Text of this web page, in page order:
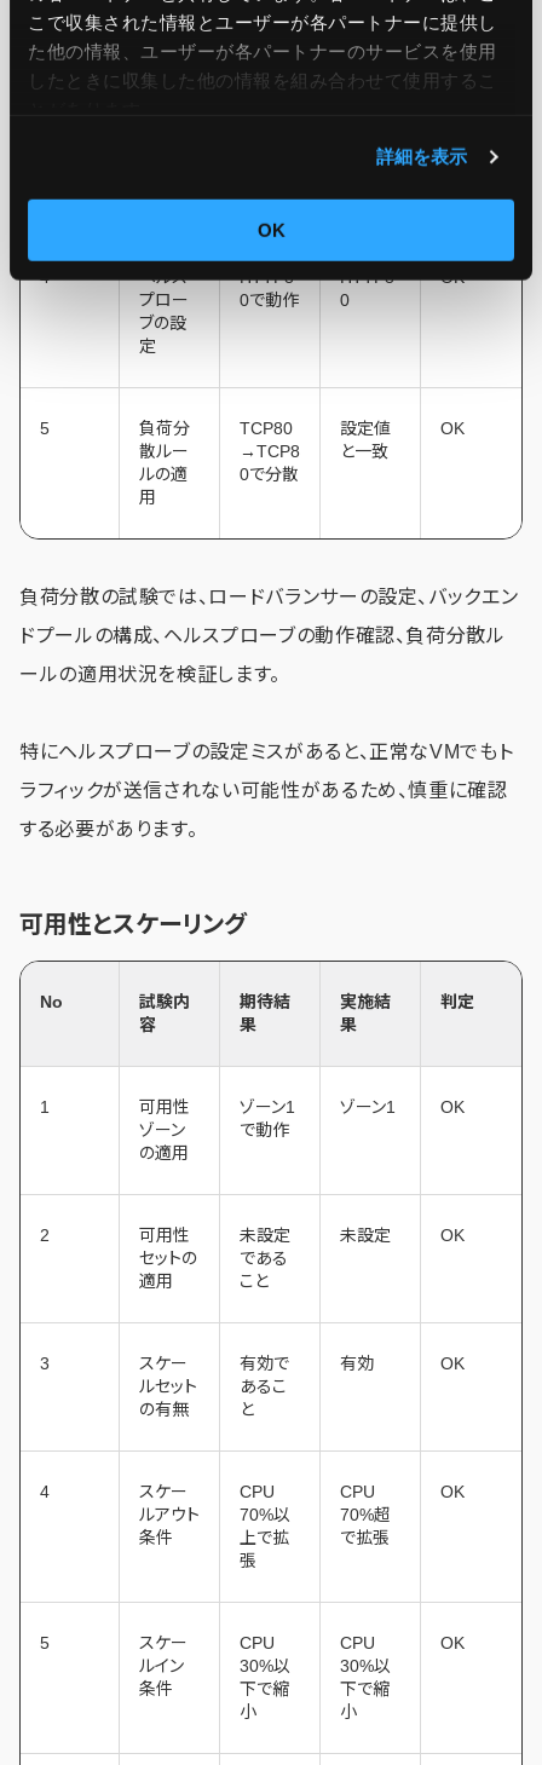
こで収集された情報とユーザーが各パートナーに提供し
た他の情報、ユーザーが各パートナーのサービスを使用
したときに収集した他の情報を組み合わせて使用​​するこ
詳細を表示
OK
ーの種
類
ること
数
4
ヘルス
プロー
ブの設
定
HTTP8
0で動作
HTTP8
0
OK
5
負荷分
散ルー
ルの適
用
TCP80
→TCP8
0で分散
設定値
と一致
OK
負荷分散の試験では、ロードバランサーの設定、バックエン
ドプールの構成、ヘルスプローブの動作確認、負荷分散ル
ールの適用状況を検証します。
特にヘルスプローブの設定ミスがあると、正常なVMでもト
ラフィックが送信されない可能性があるため、慎重に確認
する必要があります。
可用性とスケーリング
No
試験内
容
期待結
果
実施結
果
判定
1
可用性
ゾーン
の適用
ゾーン1
で動作
ゾーン1 OK
2
可用性
セットの
適用
未設定
である
こと
未設定 OK
3
スケー
ルセット
の有無
有効で
あるこ
と
有効 OK
4
スケー
ルアウト
条件
CPU
70%以
上で拡
張
CPU
70%超
で拡張
OK
5
スケー
ルイン
条件
CPU
30%以
下で縮
小
CPU
30%以
下で縮
小
OK